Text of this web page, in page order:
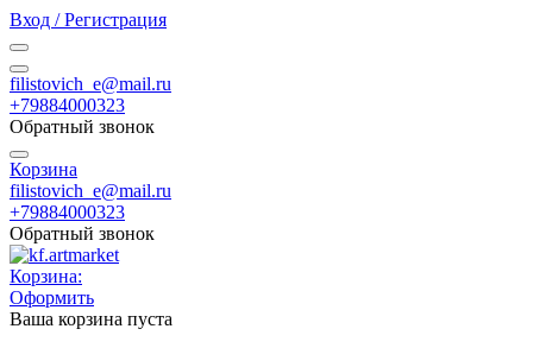
Вход / Регистрация
filistovich_e@mail.ru
+79884000323
Обратный звонок
Корзина
filistovich_e@mail.ru
+79884000323
Обратный звонок
Корзина:
Оформить
Ваша корзина пуста